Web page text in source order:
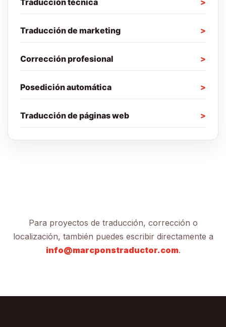
Traducción técnica
Traducción de marketing
Corrección profesional
Posedición automática
Traducción de páginas web
Para proyectos de traducción, corrección o
localización, también puedes escribir directamente a
info@marcponstraductor.com.